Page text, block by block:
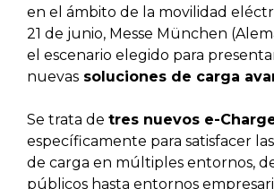
en el ámbito de la movilidad
21 de junio, Messe München
el escenario elegido para
nuevas soluciones de carga
Se trata de tres nuevos e-
específicamente para satisfacer
de carga en múltiples entornos,
públicos hasta entornos